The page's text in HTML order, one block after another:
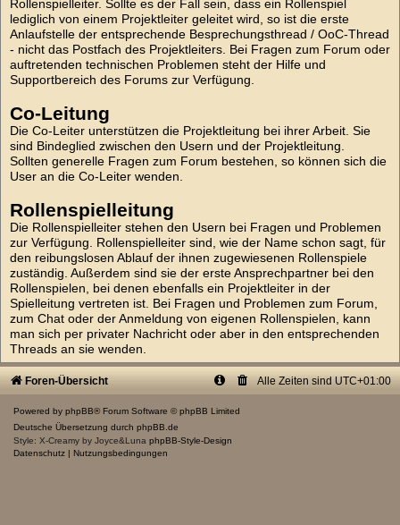
Rollenspielleiter. Sollte es der Fall sein, dass ein Rollenspiel
lediglich von einem Projektleiter geleitet wird, so ist die erste
Anlaufstelle der entsprechende Besprechungsthread / OoC-Thread
- nicht das Postfach des Projektleiters. Bei Fragen zum Forum oder
auftretenden technischen Problemen steht der Hilfe und
Supportbereich des Forums zur Verfügung.
Co-Leitung
Die Co-Leiter unterstützen die Projektleitung bei ihrer Arbeit. Sie
sind Bindeglied zwischen den Usern und der Projektleitung.
Sollten generelle Fragen zum Forum bestehen, so können sich die
User an die Co-Leiter wenden.
Rollenspielleitung
Die Rollenspielleiter stehen den Usern bei Fragen und Problemen
zur Verfügung. Rollenspielleiter sind, wie der Name schon sagt, für
den reibungslosen Ablauf der ihnen zugewiesenen Rollenspiele
zuständig. Außerdem sind sie der erste Ansprechpartner bei den
Rollenspielen, bei denen ebenfalls ein Projektleiter in der
Spielleitung vertreten ist. Bei Fragen und Problemen zum Forum,
zum Chat oder der Anmeldung von eigenen Rollenspielen, kann
man sich per privater Nachricht oder aber in den entsprechenden
Threads an sie wenden.
Foren-Übersicht Alle Zeiten sind UTC+01:00
Powered by phpBB® Forum Software © phpBB Limited
Deutsche Übersetzung durch phpBB.de
Style: X-Creamy by Joyce&Luna phpBB-Style-Design
Datenschutz
Nutzungsbedingungen